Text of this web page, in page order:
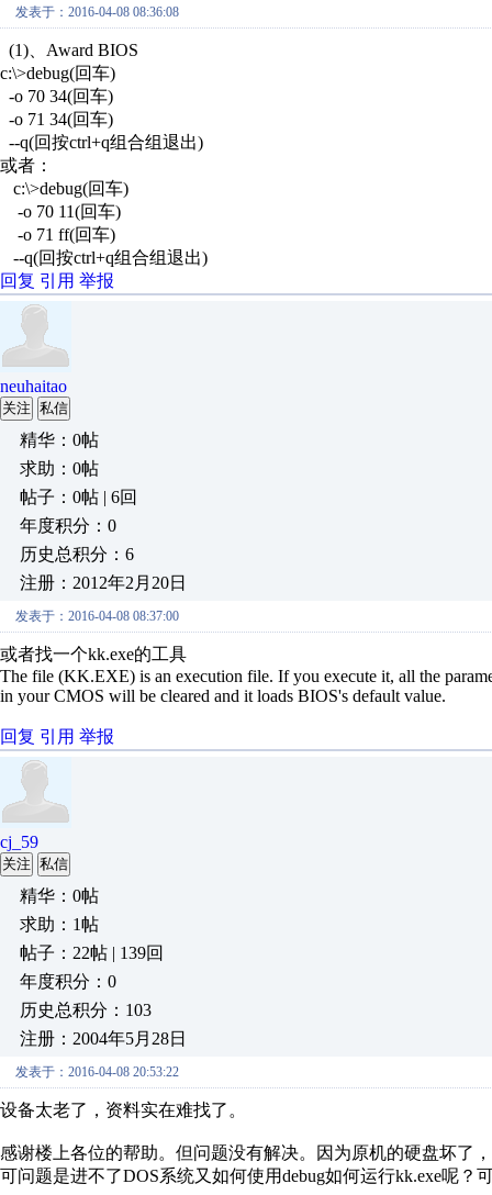
发表于：2016-04-08 08:36:08
(1)、Award BIOS
c:\>debug(回车)
-o 70 34(回车)
-o 71 34(回车)
--q(回按ctrl+q组合组退出)
或者：
c:\>debug(回车)
-o 70 11(回车)
-o 71 ff(回车)
--q(回按ctrl+q组合组退出)
回复 引用 举报
neuhaitao
关注 私信
精华：0帖
求助：0帖
帖子：0帖 | 6回
年度积分：0
历史总积分：6
注册：2012年2月20日
发表于：2016-04-08 08:37:00
或者找一个kk.exe的工具
The file (KK.EXE) is an execution file. If you execute it, all the
in your CMOS will be cleared and it loads BIOS's default value.
回复 引用 举报
cj_59
关注 私信
精华：0帖
求助：1帖
帖子：22帖 | 139回
年度积分：0
历史总积分：103
注册：2004年5月28日
发表于：2016-04-08 20:53:22
设备太老了，资料实在难找了。
感谢楼上各位的帮助。但问题没有解决。因为原机的硬盘坏了
可问题是进不了DOS系统又如何使用debug如何运行kk.exe呢？